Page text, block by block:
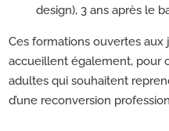
design), 3 ans après le
Ces formations ouvertes
accueillent également, pour
adultes qui souhaitent
d’une reconversion